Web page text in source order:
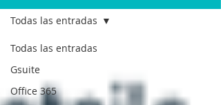
Todas las entradas
Gsuite
Office 365
Todas las entradas